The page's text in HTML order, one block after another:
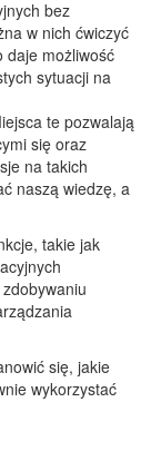
bez
w nich ćwiczyć
daje możliwość
sytuacji na
te pozwalają
się oraz
na takich
naszą wiedzę, a
takie jak
się, jakie
wykorzystać